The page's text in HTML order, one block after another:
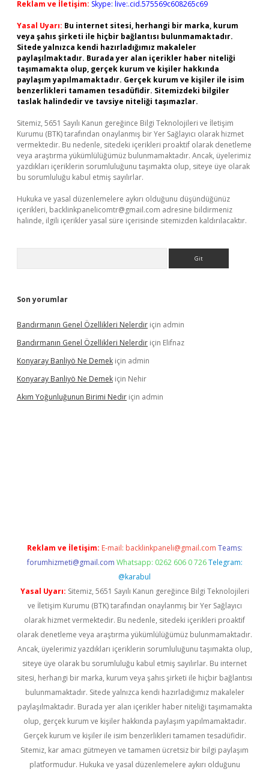
Reklam ve İletişim: Skype: live:.cid.575569c608265c69
Yasal Uyarı: Bu internet sitesi, herhangi bir marka, kurum
veya şahıs şirketi ile hiçbir bağlantısı bulunmamaktadır.
Sitede yalnızca kendi hazırladığımız makaleler
paylaşılmaktadır. Burada yer alan içerikler haber niteliği
taşımamakta olup, gerçek kurum ve kişiler hakkında
paylaşım yapılmamaktadır. Gerçek kurum ve kişiler ile isim
benzerlikleri tamamen tesadüfidir. Sitemizdeki bilgiler
taslak halindedir ve tavsiye niteliği taşımazlar.
Sitemiz, 5651 Sayılı Kanun gereğince Bilgi Teknolojileri ve İletişim
Kurumu (BTK) tarafından onaylanmış bir Yer Sağlayıcı olarak hizmet
vermektedir. Bu nedenle, sitedeki içerikleri proaktif olarak denetleme
veya araştırma yükümlülüğümüz bulunmamaktadır. Ancak, üyelerimiz
yazdıkları içeriklerin sorumluluğunu taşımakta olup, siteye üye olarak
bu sorumluluğu kabul etmiş sayılırlar.
Hukuka ve yasal düzenlemelere aykırı olduğunu düşündüğünüz
içerikleri, backlinkpanelicomtr@gmail.com adresine bildirmeniz
halinde, ilgili içerikler yasal süre içerisinde sitemizden kaldırılacaktır.
Son yorumlar
Bandırmanın Genel Özellikleri Nelerdir için admin
Bandırmanın Genel Özellikleri Nelerdir için Elifnaz
Konyaray Banliyö Ne Demek için admin
Konyaray Banliyö Ne Demek için Nehir
Akım Yoğunluğunun Birimi Nedir için admin
Reklam ve İletişim: E-mail: backlinkpaneli@gmail.com Teams:
forumhizmeti@gmail.com Whatsapp: 0262 606 0 726 Telegram:
@karabul
Yasal Uyarı: Sitemiz, 5651 Sayılı Kanun gereğince Bilgi Teknolojileri
ve İletişim Kurumu (BTK) tarafından onaylanmış bir Yer Sağlayıcı
olarak hizmet vermektedir. Bu nedenle, sitedeki içerikleri proaktif
olarak denetleme veya araştırma yükümlülüğümüz bulunmamaktadır.
Ancak, üyelerimiz yazdıkları içeriklerin sorumluluğunu taşımakta olup,
siteye üye olarak bu sorumluluğu kabul etmiş sayılırlar. Bu internet
sitesi, herhangi bir marka, kurum veya şahıs şirketi ile hiçbir bağlantısı
bulunmamaktadır. Sitede yalnızca kendi hazırladığımız makaleler
paylaşılmaktadır. Burada yer alan içerikler haber niteliği taşımamakta
olup, gerçek kurum ve kişiler hakkında paylaşım yapılmamaktadır.
Gerçek kurum ve kişiler ile isim benzerlikleri tamamen tesadüfidir.
Sitemiz, kar amacı gütmeyen ve tamamen ücretsiz bir bilgi paylaşım
platformudur. Hukuka ve yasal düzenlemelere aykırı olduğunu